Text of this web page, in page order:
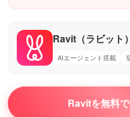
Ravit（ラビット）
AIエージェント搭載
Ravitを無料
リ」！